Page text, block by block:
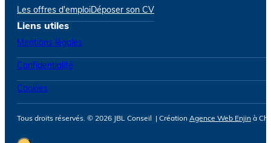
Les offres d'emploiDéposer son CV
Liens utiles
Mentions légales
Confidentialité
Cookies
Tous droits réservés. © 2026 JBL Conseil | Création Agence Web Enjin à